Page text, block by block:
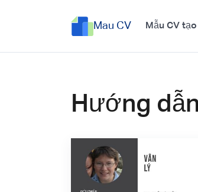
Mau CV Mẫu CV
Hướng